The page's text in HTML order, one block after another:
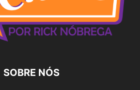
SOBRE NÓS